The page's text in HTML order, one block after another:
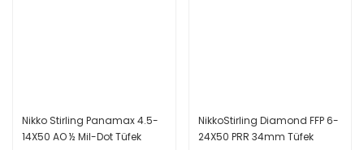
Nikko Stirling Panamax 4.5-
14X50 AO ½ Mil-Dot Tüfek
NikkoStirling Diamond FFP 6-
24X50 PRR 34mm Tüfek